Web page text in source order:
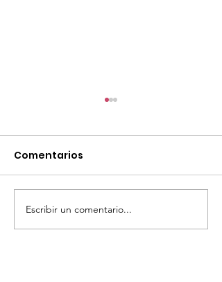
TourTravelynByFraveo
participó en la
Comentarios
Escribir un comentario...